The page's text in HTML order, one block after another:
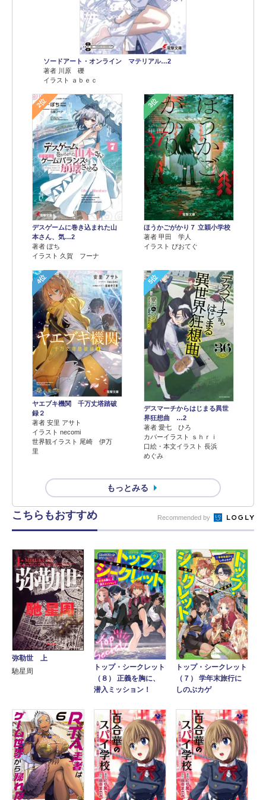
ソードアート・オンライン マテリアル…2
著者 川原 礫
イラスト ａｂｅｃ
2位
デスゲームに巻き込まれた山
本さん、気…2
著者 ぽち
イラスト 久賀 フーナ
3位
ほうかごがかり７ 立穎小学校
著者 甲田 学人
イラスト ぴおてぐ
4位
ヤエブキ機関 千万丈塔踏破
録２
著者 安里 アサト
イラスト necomi
世界観イラスト 尾崎 伊万
里
5位
デスマーチからはじまる異世
界狂想曲 …2
著者 愛七 ひろ
カバーイラスト ｓｈｒｉ
口絵・本文イラスト 長浜
めぐみ
もっとみる
こちらもおすすめ Recommended by
弥勒世 上
馳星周
トップ・シークレット
（８） 正義を胸に、
潜入ミッション！
トップ・シークレット
（７） 学年末旅行に
しのぶカゲ